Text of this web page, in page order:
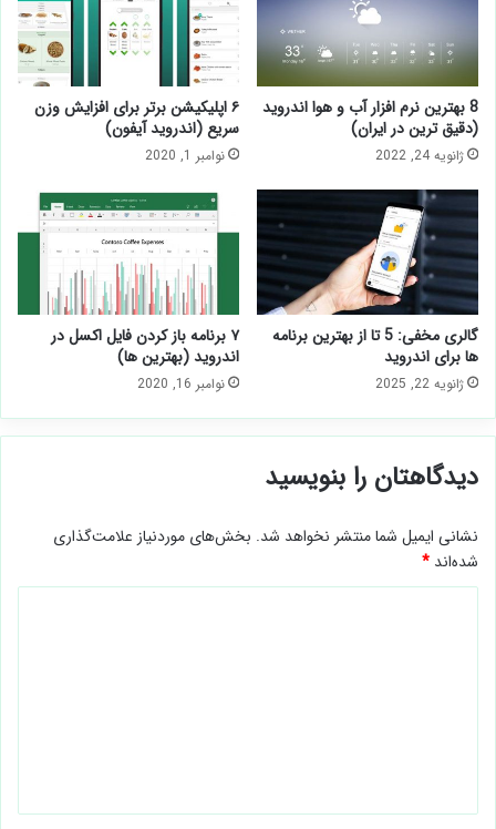
8 بهترین نرم افزار آب و هوا اندروید
(دقیق ترین در ایران)
ژانویه 24, 2022
۶ اپلیکیشن برتر برای افزایش وزن
سریع (اندروید آیفون)
نوامبر 1, 2020
گالری مخفی: 5 تا از بهترین برنامه
ها برای اندروید
ژانویه 22, 2025
۷ برنامه باز کردن فایل اکسل در
اندروید (بهترین ها)
نوامبر 16, 2020
دیدگاهتان را بنویسید
نشانی ایمیل شما منتشر نخواهد شد. بخش‌های موردنیاز علامت‌گذاری
شده‌اند *